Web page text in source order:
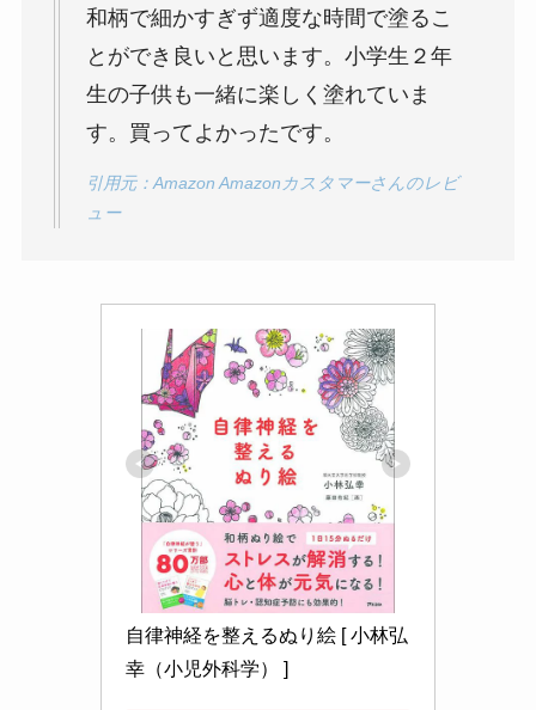
和柄で細かすぎず適度な時間で塗るこ
とができ良いと思います。小学生２年
生の子供も一緒に楽しく塗れていま
す。買ってよかったです。
引用元：Amazon Amazonカスタマーさんのレビ
ュー
自律神経を整えるぬり絵 [ 小林弘
幸（小児外科学） ]